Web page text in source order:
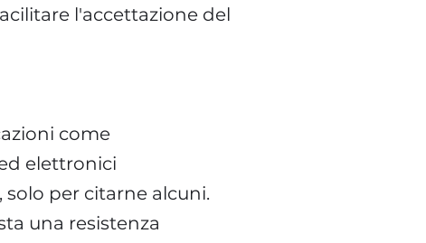
l'accettazione del
come
elettronici
per citarne alcuni.
una resistenza